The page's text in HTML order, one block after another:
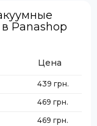
Panashop
Цена
439 грн.
469 грн.
469 грн.